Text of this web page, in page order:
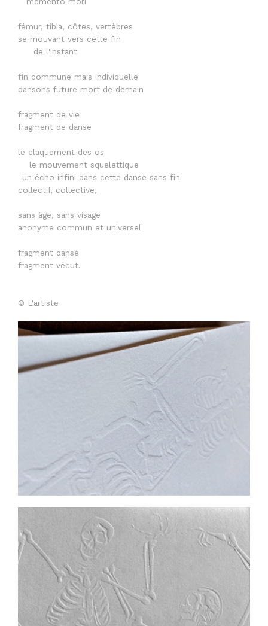
fémur, tibia, côtes, vertèbres
se mouvant vers cette fin
de l'instant
fin commune mais individuelle
dansons future mort de demain
fragment de vie
fragment de danse
le claquement des os
le mouvement squelettique
un écho infini dans cette danse sans fin
collectif, collective,
sans âge, sans visage
anonyme commun et universel
fragment dansé
fragment vécut.
© L'artiste